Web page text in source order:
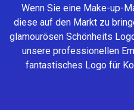
Wenn Sie eine Make-up-
diese auf den Markt zu
glamourösen Schönheits
unsere professionellen
fantastisches Logo für